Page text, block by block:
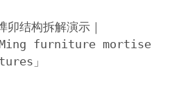
卯结构拆解演示｜
Ming furniture mortise
」